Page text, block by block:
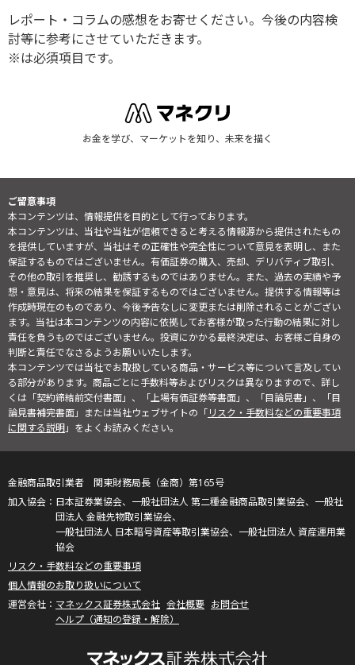
レポート・コラムの感想をお寄せください。今後の内容検
討等に参考にさせていただきます。
※は必須項目です。
お金を学び、マーケットを知り、未来を描く
ご留意事項
本コンテンツは、情報提供を目的として行っております。
本コンテンツは、当社や当社が信頼できると考える情報源から提供されたもの
を提供していますが、当社はその正確性や完全性について意見を表明し、また
保証するものではございません。有価証券の購入、売却、デリバティブ取引、
その他の取引を推奨し、勧誘するものではありません。また、過去の実績や予
想・意見は、将来の結果を保証するものではございません。提供する情報等は
作成時現在のものであり、今後予告なしに変更または削除されることがござい
ます。当社は本コンテンツの内容に依拠してお客様が取った行動の結果に対し
責任を負うものではございません。投資にかかる最終決定は、お客様ご自身の
判断と責任でなさるようお願いいたします。
本コンテンツでは当社でお取扱している商品・サービス等について言及してい
る部分があります。商品ごとに手数料等およびリスクは異なりますので、詳し
くは「契約締結前交付書面」、「上場有価証券等書面」、「目論見書」、「目
論見書補完書面」または当社ウェブサイトの「リスク・手数料などの重要事項
に関する説明」をよくお読みください。
金融商品取引業者 関東財務局長（金商）第165号
日本証券業協会、一般社団法人 第二種金融商品取引業協会、一般社
団法人 金融先物取引業協会、
一般社団法人 日本暗号資産等取引業協会、一般社団法人 資産運用業
協会
リスク・手数料などの重要事項
個人情報のお取り扱いについて
マネックス証券株式会社 会社概要 お問合せ
ヘルプ（通知の登録・解除）